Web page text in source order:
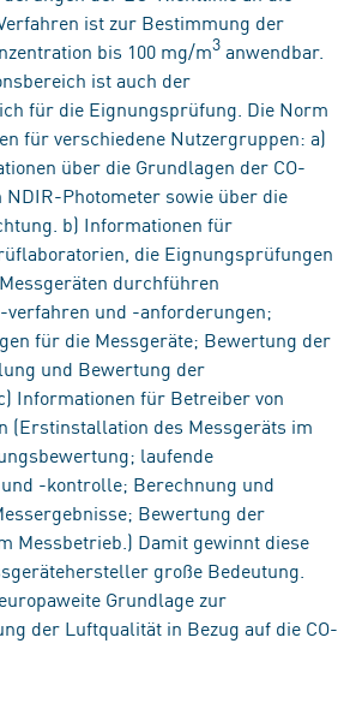
ist zur Bestimmung der
bis 100 mg/m3 anwendbar.
ist auch der
für die Eignungsprüfung. Die Norm
für verschiedene Nutzergruppen: a)
über die Grundlagen der CO-
NDIR-Photometer sowie über die
b) Informationen für
die Eignungsprüfungen
durchführen
verfahren und -anforderungen;
für die Messgeräte; Bewertung der
und Bewertung der
Informationen für Betreiber von
(Erstinstallation des Messgeräts im
laufende
-kontrolle; Berechnung und
Bewertung der
Messbetrieb.) Damit gewinnt diese
große Bedeutung.
Grundlage zur
der Luftqualität in Bezug auf die CO-